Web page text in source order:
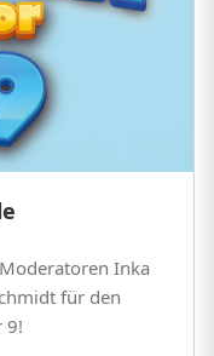
Inka
für den
9!